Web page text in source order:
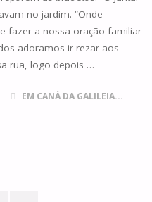
no jardim. “Onde
fazer a nossa oração familiar
adoramos ir rezar aos
rua, logo depois …
EM CANÁ DA GALILEIA...